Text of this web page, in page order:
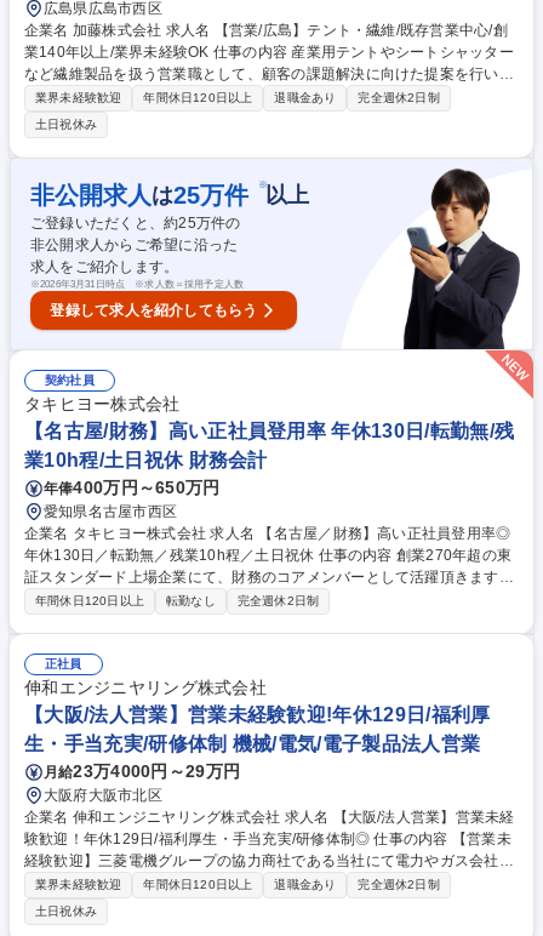
広島県広島市西区
企業名 加藤株式会社 求人名 【営業/広島】テント・繊維/既存営業中心/創
業140年以上/業界未経験OK 仕事の内容 産業用テントやシートシャッター
など繊維製品を扱う営業職として、顧客の課題解決に向けた提案を行いま
す。既存顧客への営業からスタートし、経験を積むことで新規開拓や新商
材開発にも携われる成長環境です。 【具体的には】既存顧客を中心に、イ
ベント用テント、工場のエアコン効率を高める間仕切り、自動で上下する
工場用シートシャッターなどの産業用繊維製品を提案します。顧客の要望
をヒアリングし、用途に合わせた素材選定や提案を幅広く行います。経験
を積むことで、テントや繊維素材を発展させるような、顧客ニーズに基づ
いた新商材の企画・開発にも携わることが可能。【営業スタイル】お客様
先に車での訪問。直行直帰可能。 募集職種 【営業/広島】テント・繊維/既
存営業中心/創業140年以上/業界未経験OK
業界未経験歓迎 年間休日120日以上 退職金あり
完全週休2日制
土日祝休み
非公開求人 は25万件 ※以上
ご登録いただくと、約25万件の
非公開求人からご希望に沿った
求人をご紹介します。
※2026年3月31日時点 ※求人数＝採用予定人数
登録して求人を紹介してもらう
契約社員
タキヒヨー株式会社
【名古屋/財務】高い正社員登用率 年休130日/転勤無/残
業10h程/土日祝休 財務会計
年俸400万円～650万円
愛知県名古屋市西区
企業名 タキヒヨー株式会社 求人名 【名古屋／財務】高い正社員登用率◎
年休130日／転勤無／残業10h程／土日祝休 仕事の内容 創業270年超の東
証スタンダード上場企業にて、財務のコアメンバーとして活躍頂きます。
単体決算や税務対応、開示資料作成などを中心に、経営企画セクション財
税対応（税理士法人対応含）■税制改正・会計基準変更への対応（リース
会計等）■開示資料作成（決算短信、有価証券報告書、株主総会招集通知
等） ※利用システム：OBIC（個別決算）、DIVA（連結決算）、wizLabo-
One（開示）※繁忙期（3・4月等）の残業も月10～20時間程度と働きや
すい環境です。 募集職種 【名古屋／財務】高い正社員登用率◎年休130日
／転勤無／残業10h程／土日祝休
年間休日120日以上 転勤なし 完全週休2日制
正社員
伸和エンジニヤリング株式会社
【大阪/法人営業】営業未経験歓迎!年休129日/福利厚
生・手当充実/研修体制 機械/電気/電子製品法人営業
月給23万4000円～29万円
大阪府大阪市北区
企業名 伸和エンジニヤリング株式会社 求人名 【大阪/法人営業】営業未経
験歓迎！年休129日/福利厚生・手当充実/研修体制◎ 仕事の内容 【営業未
経験歓迎】三菱電機グループの協力商社である当社にて電力やガス会社へ
協力会社の機械装置の営業をお任せします。「売って終わり」ではなく、
顧客のパートナーとして長い関係性を築けます。 【仕事の流れ】受注ま
で：製造工場の技術者に同行して貰い、お客様へ技術の提案・仕様打合
業界未経験歓迎 年間休日120日以上 退職金あり
完全週休2日制
土日祝休み